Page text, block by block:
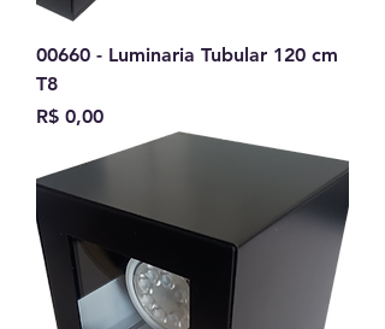
00660 - Luminaria Tubular 120 cm
T8
Preço
R$ 0,00